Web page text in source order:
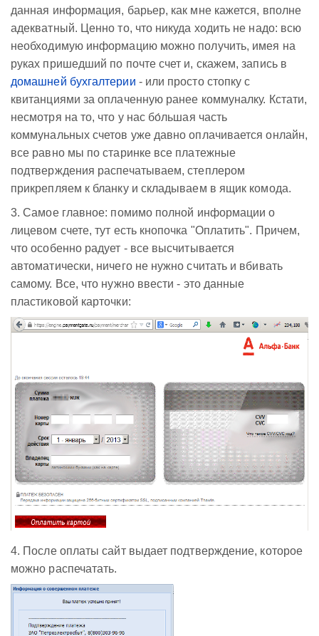
данная информация, барьер, как мне кажется, вполне
адекватный. Ценно то, что никуда ходить не надо: всю
необходимую информацию можно получить, имея на
руках пришедший по почте счет и, скажем, запись в
домашней бухгалтерии - или просто стопку с
квитанциями за оплаченную ранее коммуналку. Кстати,
несмотря на то, что у нас бо́льшая часть
коммунальных счетов уже давно оплачивается онлайн,
все равно мы по старинке все платежные
подтверждения распечатываем, степлером
прикрепляем к бланку и складываем в ящик комода.
3. Самое главное: помимо полной информации о
лицевом счете, тут есть кнопочка "Оплатить". Причем,
что особенно радует - все высчитывается
автоматически, ничего не нужно считать и вбивать
самому. Все, что нужно ввести - это данные
пластиковой карточки:
4. После оплаты сайт выдает подтверждение, которое
можно распечатать.